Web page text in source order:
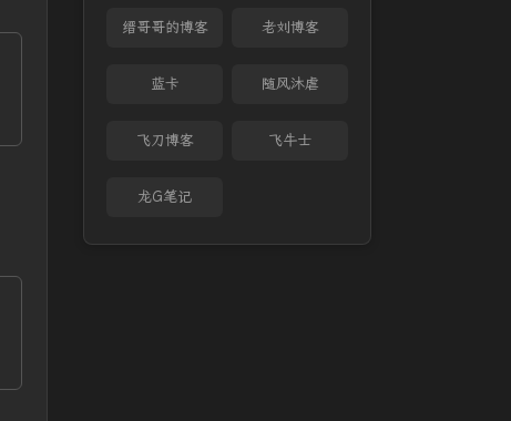
缙哥哥的博客 老刘博客
蓝卡 随风沐虐
飞刀博客 飞牛士
龙G笔记